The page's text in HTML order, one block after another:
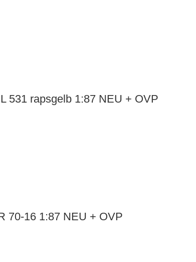
531 rapsgelb 1:87 NEU + OVP
70-16 1:87 NEU + OVP